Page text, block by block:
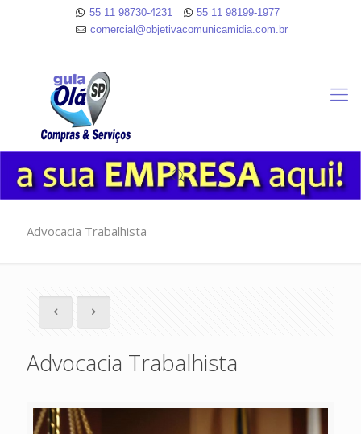
55 11 98730-4231
55 11 98199-1977
comercial@objetivacomunicamidia.com.br
Advocacia Trabalhista
Advocacia Trabalhista